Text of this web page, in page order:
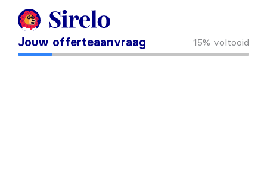
Jouw offerteaanvraag 15% voltooid